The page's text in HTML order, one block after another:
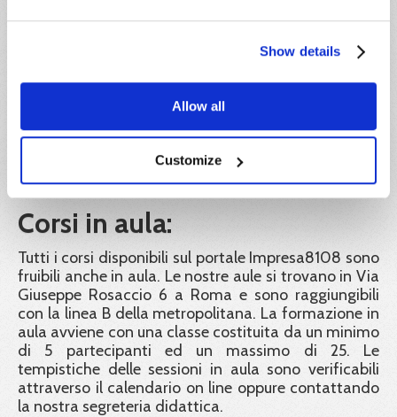
Show details
Allow all
Customize
Formatori:
Le docenze sono tenute da formatori con
Marzo 2013. Tutti i nostri formatori seguono corsi di
aggiornamento periodici obbligatori, al fine di
garantire alle aziende e ai lavoratori una didattica a
norma nei contenuti, e di elevata qualità nelle
modalità di erogazione.
Corsi in aula:
Tutti i corsi disponibili sul portale Impresa8108 sono
fruibili anche in aula. Le nostre aule si trovano in Via
Giuseppe Rosaccio 6 a Roma e sono raggiungibili
con la linea B della metropolitana. La formazione in
aula avviene con una classe costituita da un minimo
di 5 partecipanti ed un massimo di 25. Le
tempistiche delle sessioni in aula sono verificabili
attraverso il calendario on line oppure contattando
la nostra segreteria didattica.